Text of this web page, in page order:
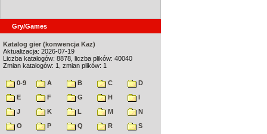
Gry/Games
Katalog gier (konwencja Kaz)
Aktualizacja: 2026-07-19
Liczba katalogów: 8878, liczba plików: 40040
Zmian katalogów: 1, zmian plików: 1
0-9 A B C
D
E
F G H
I
J
K L M
N
O
P Q R
S